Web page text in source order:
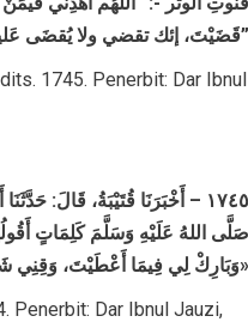
قَضَيْتَ، إئك تقضي ولا يُقضَى عَليك، وإنه لا يَذلُ مَنْ وَالَيتَ، تبارَكْت رَبَّنا وتَعَالَيتَ”
1745. Penerbit: Dar Ibnul
١٧٤٥ – أَخْبَرَنَا ‌قُتَيْبَةُ،
صَلَّى اللهُ عَلَيْهِ وَسَلَّمَ كَلِمَاتٍ
وَبَارِكْ لِي فِيمَا أَعْطَيْتَ، وَقِنِي شَرَّ مَا قَضَيْتَ، إِنَّكَ تَقْضِي وَلَا يُقْضَى عَلَيْكَ، وَإِنَّهُ لَا يَذِلُّ مَنْ وَالَيْتَ، تَبَارَكْتَ رَبَّنَا وَتَعَالَيْتَ»
Penerbit: Dar Ibnul Jauzi,